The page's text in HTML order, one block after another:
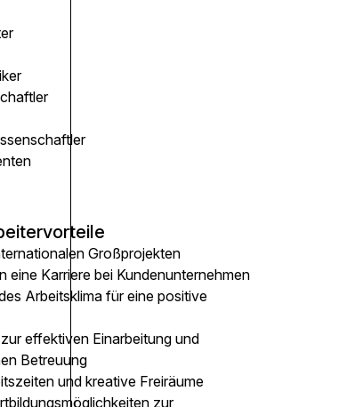
Großprojekten
eine Karriere bei Kundenunternehmen
Arbeitsklima für eine positive
effektiven Einarbeitung und
Betreuung
und kreative Freiräume
zur